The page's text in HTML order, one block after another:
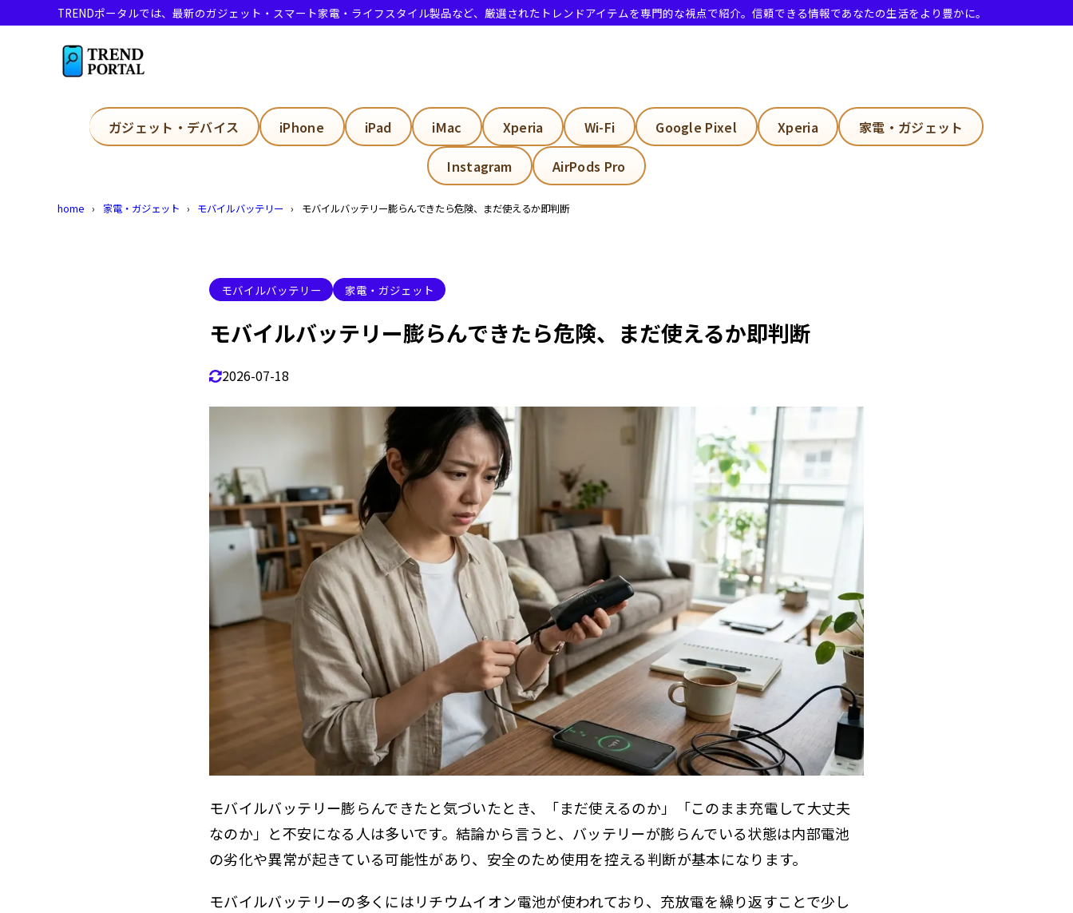
TRENDポータルでは、最新のガジェット・スマート家電・ライフスタイル製品など、厳選されたトレンドアイテムを専門的な視点で紹介。信頼できる情報であなたの生活をより豊かに。
ガジェット・デバイス iPhone iPad iMac Xperia Wi-Fi Google Pixel Xperia 家電・ガジェット
Instagram AirPods Pro
home 家電・ガジェット モバイルバッテリー モバイルバッテリー膨らんできたら危険、まだ使えるか即判断
モバイルバッテリー 家電・ガジェット
モバイルバッテリー膨らんできたら危険、まだ使えるか即判断
2026-07-18
モバイルバッテリー膨らんできたと気づいたとき、「まだ使えるのか」「このまま充電して大丈夫
なのか」と不安になる人は多いです。結論から言うと、バッテリーが膨らんでいる状態は内部電池
の劣化や異常が起きている可能性があり、安全のため使用を控える判断が基本になります。
モバイルバッテリーの多くにはリチウムイオン電池が使われており、充放電を繰り返すことで少し
モバイルバッテリー膨らんできた時の危険と対処
1.1 モバイルバッテリー膨らんできたのは危険？
発火や爆発のリスク
1.1.2 少し膨らんだだけでも危険か
1.3 モバイルバッテリー膨らんできた時の対処
1.5 モバイルバッテリー膨らんできた原因
1.5.2 家電量販店の回収
モバイルバッテリー膨らんできた時の捨て方と回収方法
モバイルバッテリー膨らんできた回収注意
2.1.1 回収ボックスは使える？
2.1.2 JBRC回収の対象条件
2.2 モバイルバッテリー膨らんできた相談先
2.2.1 メーカー回収の利用
2.2.2 リコール対象確認
モバイルバッテリー膨らんできた買い替え
2.3.1 PSEマークの確認
2.3.2 安全なメーカー選び
おすすめモバイルバッテリー
膨らんだモバイルバッテリーで実際に起きた失敗と安全に対処する方法
2.6 よくある質問（Q&A）
2.7 モバイルバッテリー膨らんできた時のまとめ
2.7.1 使用中止と安全処分